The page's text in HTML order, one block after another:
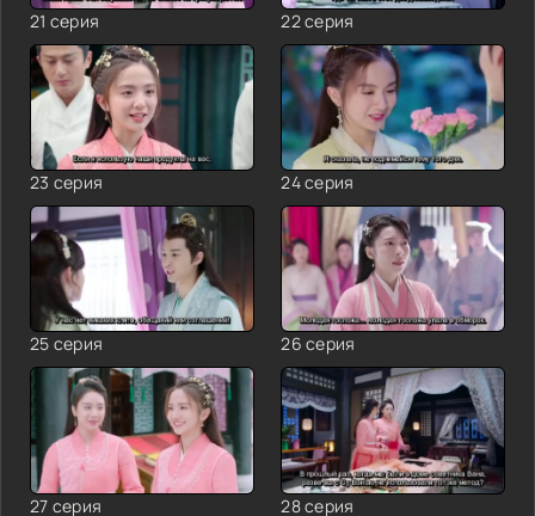
21 серия 22 серия
23 серия 24 серия
25 серия 26 серия
27 серия 28 серия